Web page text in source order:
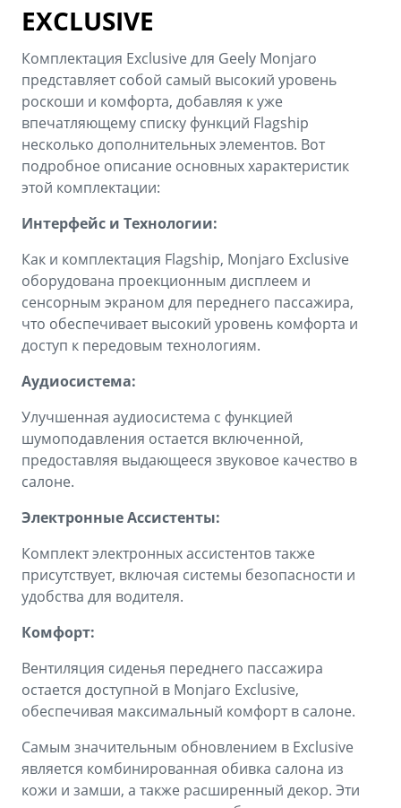
EXCLUSIVE
Комплектация Exclusive для Geely Monjaro
представляет собой самый высокий уровень
роскоши и комфорта, добавляя к уже
впечатляющему списку функций Flagship
несколько дополнительных элементов. Вот
подробное описание основных характеристик
этой комплектации:
Интерфейс и Технологии:
Как и комплектация Flagship, Monjaro Exclusive
оборудована проекционным дисплеем и
сенсорным экраном для переднего пассажира,
что обеспечивает высокий уровень комфорта и
доступ к передовым технологиям.
Аудиосистема:
Улучшенная аудиосистема с функцией
шумоподавления остается включенной,
предоставляя выдающееся звуковое качество в
салоне.
Электронные Ассистенты:
Комплект электронных ассистентов также
присутствует, включая системы безопасности и
удобства для водителя.
Комфорт:
Вентиляция сиденья переднего пассажира
остается доступной в Monjaro Exclusive,
обеспечивая максимальный комфорт в салоне.
Самым значительным обновлением в Exclusive
является комбинированная обивка салона из
кожи и замши, а также расширенный декор. Эти